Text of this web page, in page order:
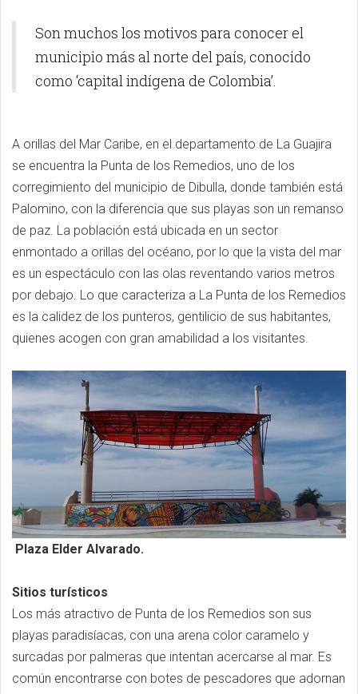
Son muchos los motivos para conocer el
municipio más al norte del país, conocido
como ‘capital indígena de Colombia’.
A orillas del Mar Caribe, en el departamento de La Guajira
se encuentra la Punta de los Remedios, uno de los
corregimiento del municipio de Dibulla, donde también está
Palomino, con la diferencia que sus playas son un remanso
de paz. La población está ubicada en un sector
enmontado a orillas del océano, por lo que la vista del mar
es un espectáculo con las olas reventando varios metros
por debajo. Lo que caracteriza a La Punta de los Remedios
es la calidez de los punteros, gentilicio de sus habitantes,
quienes acogen con gran amabilidad a los visitantes.
Plaza Elder Alvarado.
Sitios turísticos
Los más atractivo de Punta de los Remedios son sus
playas paradisíacas, con una arena color caramelo y
surcadas por palmeras que intentan acercarse al mar. Es
común encontrarse con botes de pescadores que adornan